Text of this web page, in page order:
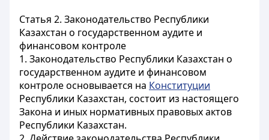
Статья 2. Законодательство Республики
Казахстан о государственном аудите и
финансовом контроле
1. Законодательство Республики Казахстан о
государственном аудите и финансовом
контроле основывается на Конституции
Республики Казахстан, состоит из настоящего
Закона и иных нормативных правовых актов
Республики Казахстан.